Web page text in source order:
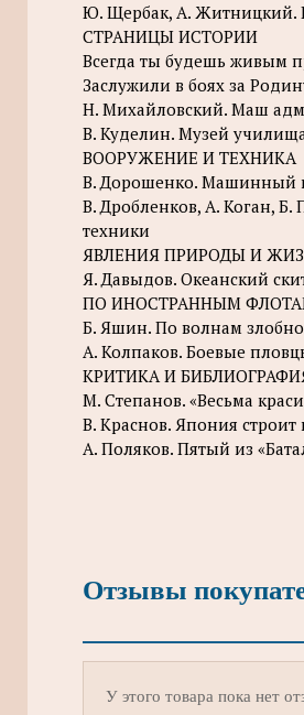
Ю. Щербак, А. Житницкий.
СТРАНИЦЫ ИСТОРИИ
Всегда ты будешь живым
Заслужили в боях за
Н. Михайловский. Маш
В. Куделин. Музей
ВООРУЖЕНИЕ И ТЕХНИКА
В. Дорошенко. Машинный
В. Дробленков, А. Коган,
техники
ЯВЛЕНИЯ ПРИРОДЫ И
Я. Давыдов. Океанский
ПО ИНОСТРАННЫМ
Б. Яшин. По волнам
A. Колпаков. Боевые
КРИТИКА И
М. Степанов. «Весьма
B. Краснов. Япония строит
А. Поляков. Пятый из
Отзывы
У этого товара пока нет